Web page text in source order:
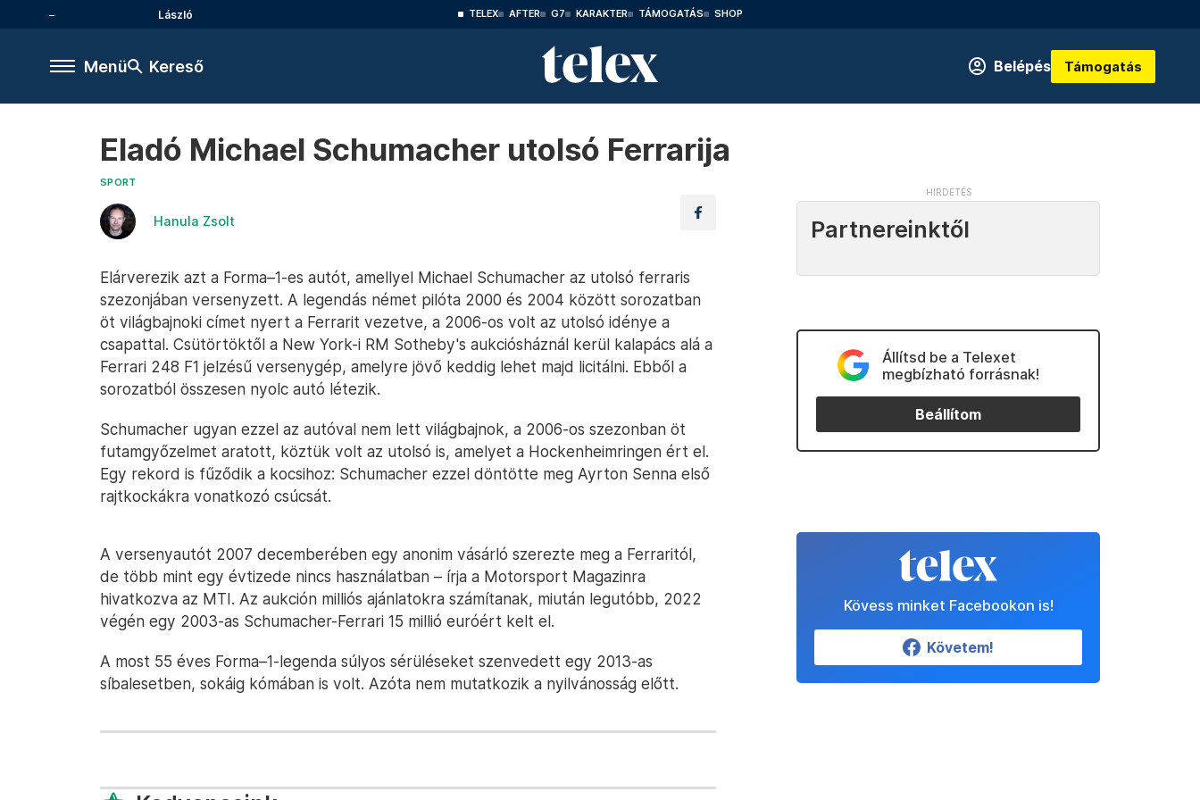
László TELEX AFTER G7 KARAKTER TÁMOGATÁS SHOP
Menü Kereső Belépés Támogatás
Eladó Michael Schumacher utolsó Ferrarija
SPORT
Hanula Zsolt
Elárverezik azt a Forma–1-es autót, amellyel Michael Schumacher az utolsó ferraris
szezonjában versenyzett. A legendás német pilóta 2000 és 2004 között sorozatban
öt világbajnoki címet nyert a Ferrarit vezetve, a 2006-os volt az utolsó idénye a
csapattal. Csütörtöktől a New York-i RM Sotheby's aukciósháznál kerül kalapács alá a
Ferrari 248 F1 jelzésű versenygép, amelyre jövő keddig lehet majd licitálni. Ebből a
sorozatból összesen nyolc autó létezik.
Schumacher ugyan ezzel az autóval nem lett világbajnok, a 2006-os szezonban öt
futamgyőzelmet aratott, köztük volt az utolsó is, amelyet a Hockenheimringen ért el.
Egy rekord is fűződik a kocsihoz: Schumacher ezzel döntötte meg Ayrton Senna első
rajtkockákra vonatkozó csúcsát.
A versenyautót 2007 decemberében egy anonim vásárló szerezte meg a Ferraritól,
de több mint egy évtizede nincs használatban – írja a Motorsport Magazinra
hivatkozva az MTI. Az aukción milliós ajánlatokra számítanak, miután legutóbb, 2022
végén egy 2003-as Schumacher-Ferrari 15 millió euróért kelt el.
A most 55 éves Forma–1-legenda súlyos sérüléseket szenvedett egy 2013-as
síbalesetben, sokáig kómában is volt. Azóta nem mutatkozik a nyilvánosság előtt.
Partnereinktől
Állítsd be a Telexet
megbízható forrásnak!
Beállítom
Kövess minket Facebookon is!
Követem!